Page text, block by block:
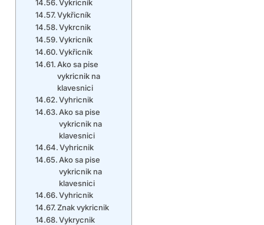
Vykricník
Vykřicník
Vykrcnik
Vykricník
Vykřicník
Ako sa pise
vykricnik na
klavesnici
Vyhricnik
Ako sa pise
vykricnik na
klavesnici
Vyhricnik
Ako sa pise
vykricnik na
klavesnici
Vyhricnik
Znak vykricnik
Vykrycnik